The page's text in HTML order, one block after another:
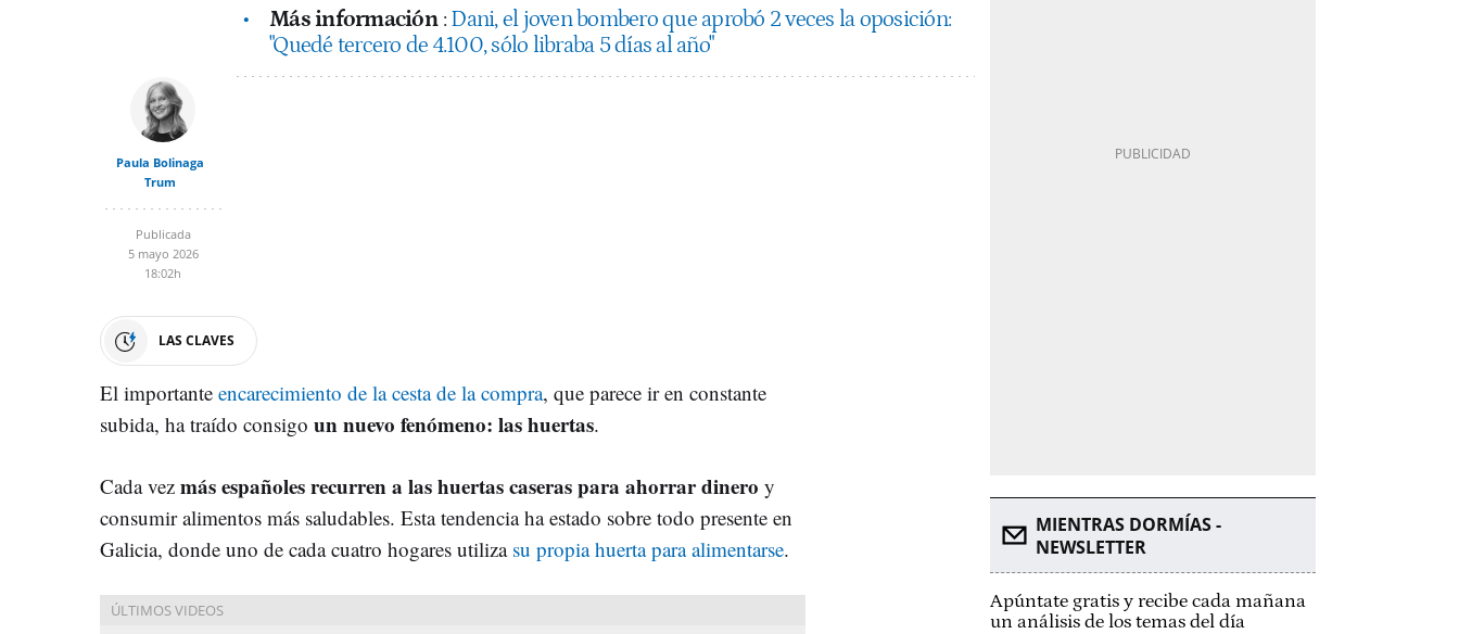
Más información : Dani, el joven bombero que aprobó 2 veces la oposición:
"Quedé tercero de 4.100, sólo libraba 5 días al año"
Paula Bolinaga
Trum
Publicada
5 mayo 2026
18:02h
LAS CLAVES
El importante encarecimiento de la cesta de la compra, que parece ir en constante
subida, ha traído consigo un nuevo fenómeno: las huertas.
Cada vez más españoles recurren a las huertas caseras para ahorrar dinero y
consumir alimentos más saludables. Esta tendencia ha estado sobre todo presente en
Galicia, donde uno de cada cuatro hogares utiliza su propia huerta para alimentarse.
MIENTRAS DORMÍAS -
NEWSLETTER
Apúntate gratis y recibe cada mañana
un análisis de los temas del día